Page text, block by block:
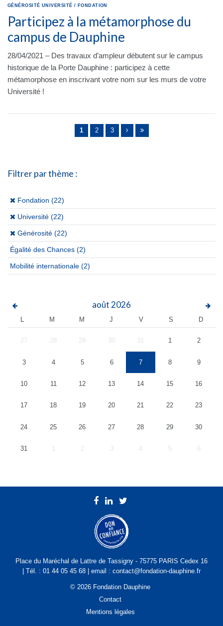
GÉNÉROSITÉ UNIVERSITÉ / FONDATION
Participez à la métamorphose du
campus de Dauphine
28/04/2021 – Des travaux d’ampleur débutent sur le campus
historique de la Porte Dauphine : participez à cette
métamorphose en inscrivant votre nom sur les murs de votre
Université !
1 2 3
Filtrer par thème :
(x)
Fondation (22)
(x)
Université (22)
(x)
Générosité (22)
Égalité des Chances (2)
Mobilité internationale (2)
août 2026
L M M J V S D
27 28 29 30 31 1 2
3 4 5 6 7 8 9
10 11 12 13 14 15 16
17 18 19 20 21 22 23
24 25 26 27 28 29 30
31 1 2 3 4 5 6
Place du Maréchal de Lattre de Tassigny - 75775 PARIS Cedex 16
| Tél. : 01 44 05 45 68 | email : contact@fondation-dauphine.fr
© 2026 Fondation Dauphine
Contact
Mentions légales